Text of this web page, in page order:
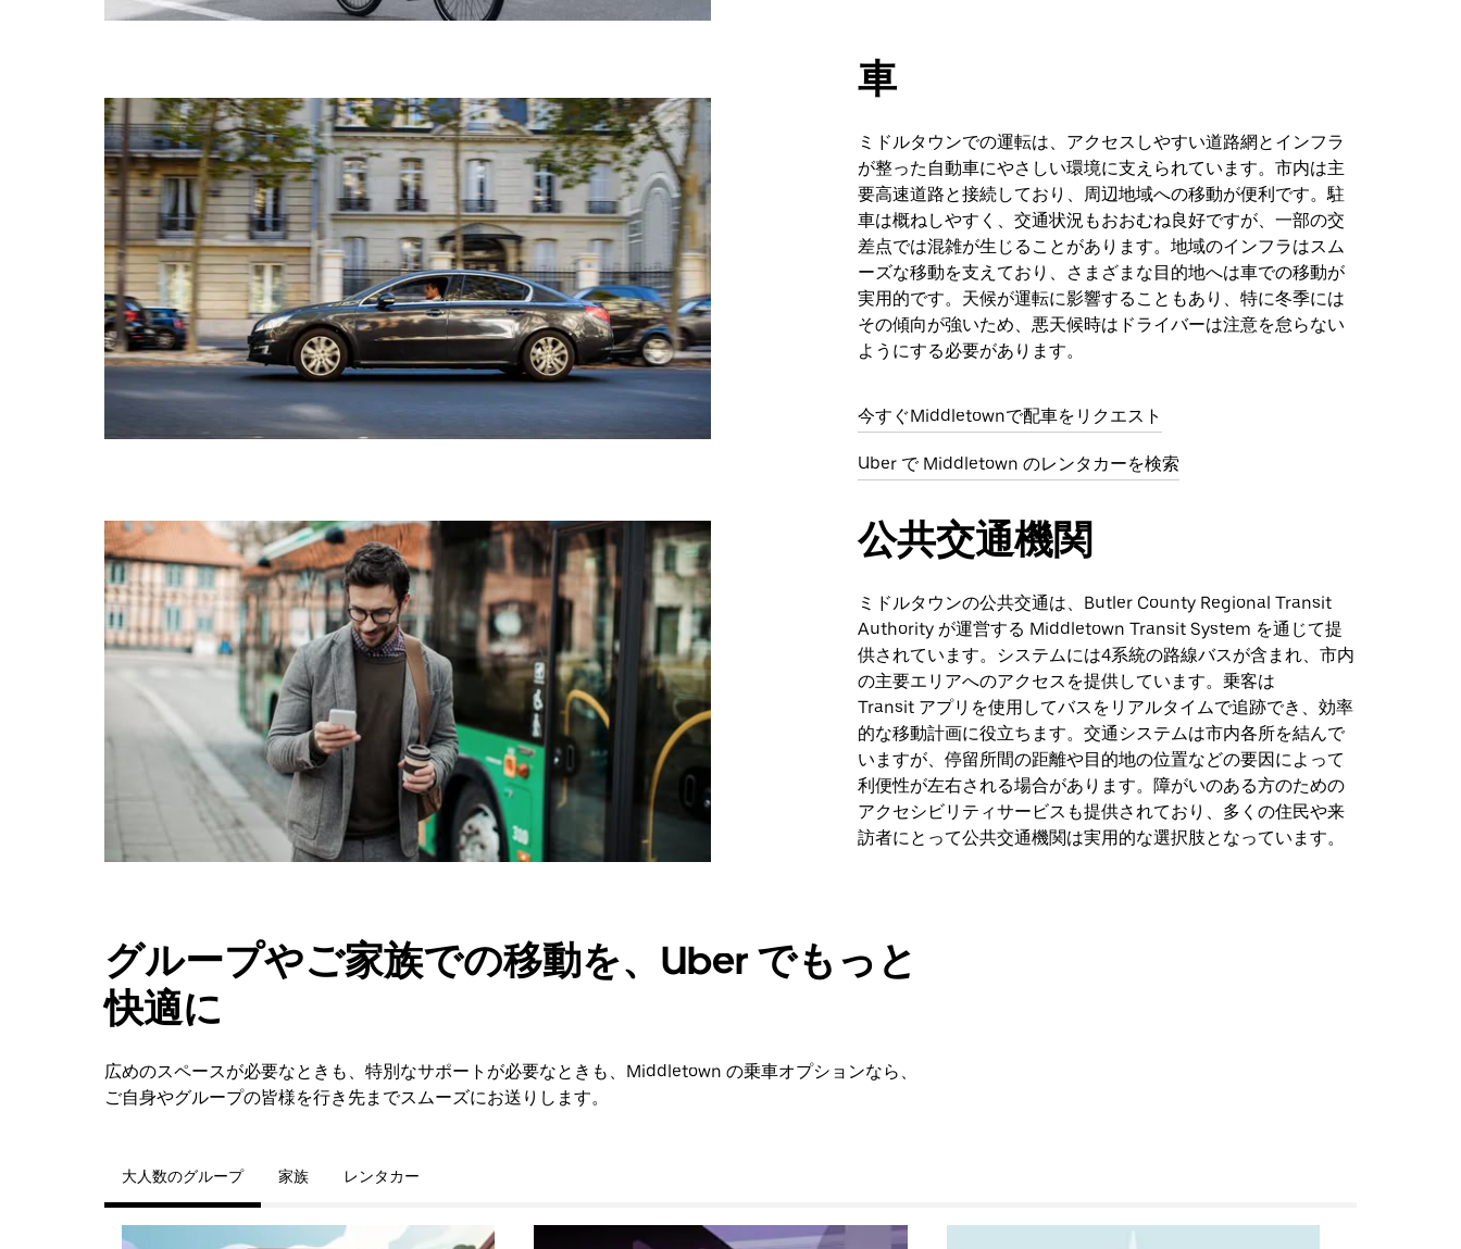
車
ミドルタウンでの運転は、アクセスしやすい道路網とインフラ
が整った自動車にやさしい環境に支えられています。市内は主
要高速道路と接続しており、周辺地域への移動が便利です。駐
車は概ねしやすく、交通状況もおおむね良好ですが、一部の交
差点では混雑が生じることがあります。地域のインフラはスム
ーズな移動を支えており、さまざまな目的地へは車での移動が
実用的です。天候が運転に影響することもあり、特に冬季には
その傾向が強いため、悪天候時はドライバーは注意を怠らない
ようにする必要があります。
今すぐMiddletownで配車をリクエスト
Uber で Middletown のレンタカーを検索
公共交通機関
ミドルタウンの公共交通は、Butler County Regional Transit
Authority が運営する Middletown Transit System を通じて提
供されています。システムには4系統の路線バスが含まれ、市内
の主要エリアへのアクセスを提供しています。乗客は
Transit アプリを使用してバスをリアルタイムで追跡でき、効率
的な移動計画に役立ちます。交通システムは市内各所を結んで
いますが、停留所間の距離や目的地の位置などの要因によって
利便性が左右される場合があります。障がいのある方のための
アクセシビリティサービスも提供されており、多くの住民や来
訪者にとって公共交通機関は実用的な選択肢となっています。
グループやご家族での移動を、Uber でもっと
快適に
広めのスペースが必要なときも、特別なサポートが必要なときも、Middletown の乗車オプションなら、
ご自身やグループの皆様を行き先までスムーズにお送りします。
大人数のグループ 家族 レンタカー